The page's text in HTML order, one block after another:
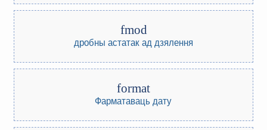
fmod
дробны астатак ад дзялення
format
Фарматаваць дату